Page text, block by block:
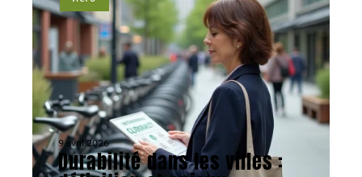
9 avril 2026
Durabilité dans les villes :